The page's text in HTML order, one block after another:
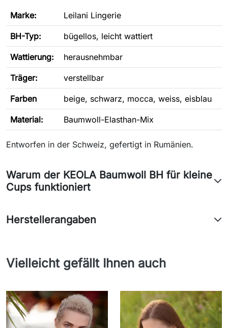
Marke: Leilani Lingerie
BH-Typ: bügellos, leicht wattiert
Wattierung: herausnehmbar
Träger: verstellbar
Farben beige, schwarz, mocca, weiss, eisblau
Material: Baumwoll-Elasthan-Mix
Entworfen in der Schweiz, gefertigt in Rumänien.
Warum der KEOLA Baumwoll BH für kleine
Cups funktioniert
Herstellerangaben
Vielleicht gefällt Ihnen auch